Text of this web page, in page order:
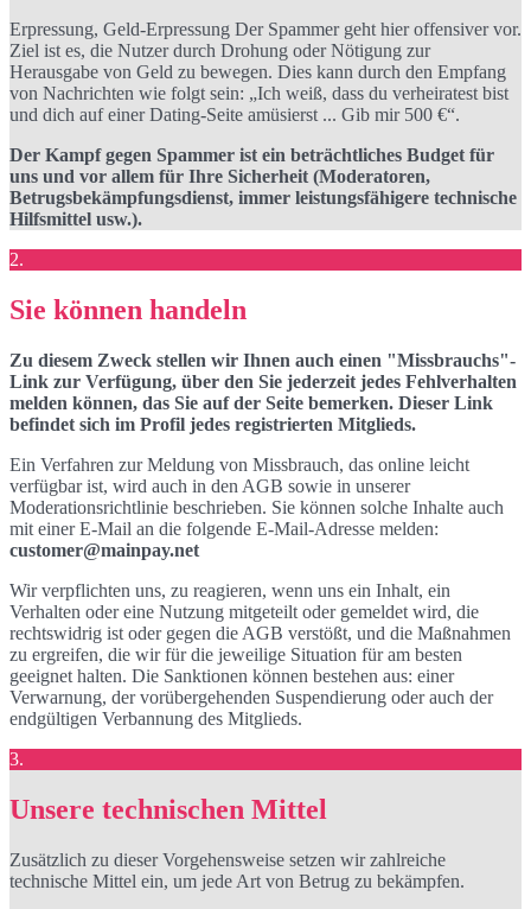
Erpressung, Geld-Erpressung Der Spammer geht hier offensiver vor.
Ziel ist es, die Nutzer durch Drohung oder Nötigung zur
Herausgabe von Geld zu bewegen. Dies kann durch den Empfang
von Nachrichten wie folgt sein: „Ich weiß, dass du verheiratest bist
und dich auf einer Dating-Seite amüsierst ... Gib mir 500 €“.
Der Kampf gegen Spammer ist ein beträchtliches Budget für
uns und vor allem für Ihre Sicherheit (Moderatoren,
Betrugsbekämpfungsdienst, immer leistungsfähigere technische
Hilfsmittel usw.).
2.
Sie können handeln
Zu diesem Zweck stellen wir Ihnen auch einen "Missbrauchs"-
Link zur Verfügung, über den Sie jederzeit jedes Fehlverhalten
melden können, das Sie auf der Seite bemerken. Dieser Link
befindet sich im Profil jedes registrierten Mitglieds.
Ein Verfahren zur Meldung von Missbrauch, das online leicht
verfügbar ist, wird auch in den AGB sowie in unserer
Moderationsrichtlinie beschrieben. Sie können solche Inhalte auch
mit einer E-Mail an die folgende E-Mail-Adresse melden:
customer@mainpay.net
Wir verpflichten uns, zu reagieren, wenn uns ein Inhalt, ein
Verhalten oder eine Nutzung mitgeteilt oder gemeldet wird, die
rechtswidrig ist oder gegen die AGB verstößt, und die Maßnahmen
zu ergreifen, die wir für die jeweilige Situation für am besten
geeignet halten. Die Sanktionen können bestehen aus: einer
Verwarnung, der vorübergehenden Suspendierung oder auch der
endgültigen Verbannung des Mitglieds.
3.
Unsere technischen Mittel
Zusätzlich zu dieser Vorgehensweise setzen wir zahlreiche
technische Mittel ein, um jede Art von Betrug zu bekämpfen.